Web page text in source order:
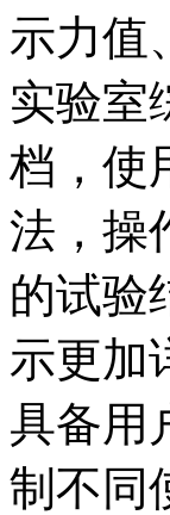
示力值
实验室
档，使
法，操
的试验
示更加
具备用
制不同